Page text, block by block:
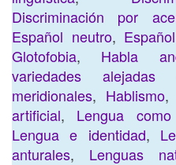
Discriminación por
Español neutro,
Glotofobia, Habla
variedades alejadas
meridionales, Hablismo,
artificial, Lengua
Lengua e identidad,
anturales, Lenguas